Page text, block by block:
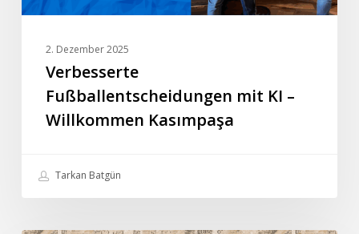
2. Dezember 2025
Verbesserte
Fußballentscheidungen mit KI –
Willkommen Kasımpaşa
Tarkan Batgün